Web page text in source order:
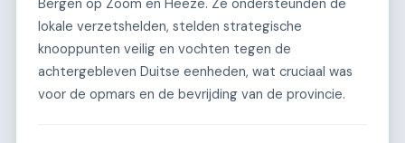
Bergen op Zoom en Heeze. Ze ondersteunden de
lokale verzetshelden, stelden strategische
knooppunten veilig en vochten tegen de
achtergebleven Duitse eenheden, wat cruciaal was
voor de opmars en de bevrijding van de provincie.